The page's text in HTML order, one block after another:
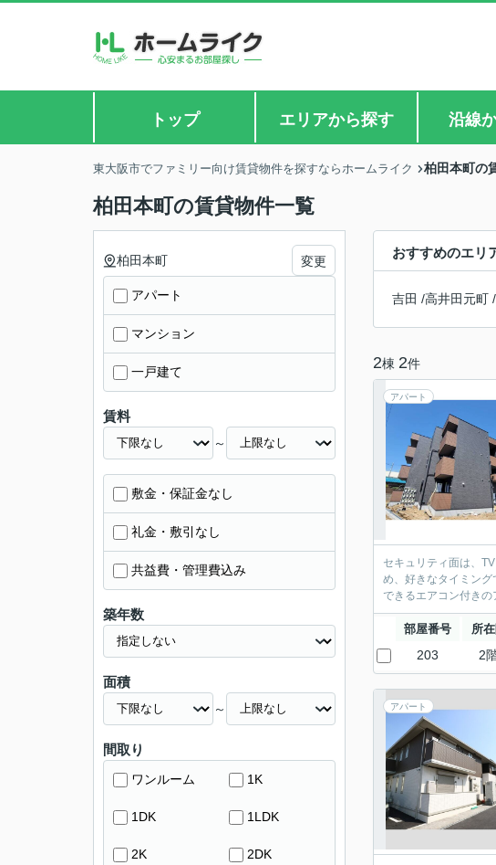
トップ エリアから探す 沿線
東大阪市でファミリー向け賃貸物件を探すならホームライク 柏田本町の
柏田本町の賃貸物件一覧
おすすめのエリ
吉田 /高井田元町 /
2棟 2件
アパート
セキュリティ面は、
め、好きなタイミン
できるエアコン付き
部屋番号 所
203 2
アパート
柏田本町 変更
アパート
マンション
一戸建て
賃料
～
敷金・保証金なし
礼金・敷引なし
共益費・管理費込み
築年数
面積
～
間取り
ワンルーム 1K
1DK 1LDK
2K 2DK